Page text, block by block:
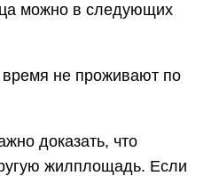
можно в следующих
не проживают по
доказать, что
жилплощадь. Если